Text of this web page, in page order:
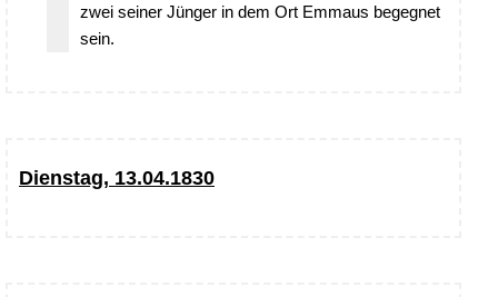
zwei seiner Jünger in dem Ort Emmaus begegnet
sein.
Dienstag, 13.04.1830